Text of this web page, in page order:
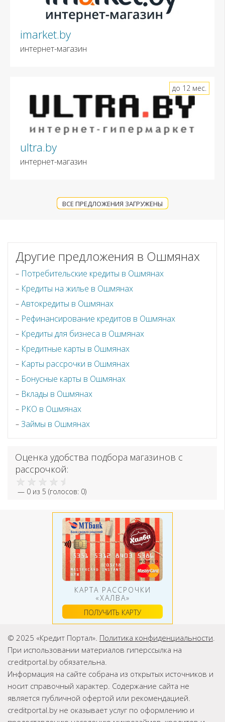
imarket.by
интернет-магазин
ultra.by
интернет-магазин
до 12 мес.
ВСЕ ПРЕДЛОЖЕНИЯ ЗАГРУЖЕНЫ
Другие предложения в Ошмянах
Потребительские кредиты в Ошмянах
Кредиты на жилье в Ошмянах
Автокредиты в Ошмянах
Рефинансирование кредитов в Ошмянах
Кредиты для бизнеса в Ошмянах
Кредитные карты в Ошмянах
Карты рассрочки в Ошмянах
Бонусные карты в Ошмянах
Вклады в Ошмянах
РКО в Ошмянах
Займы в Ошмянах
Оценка удобства подбора магазинов с
рассрочкой:
— 0 из 5 (голосов: 0)
КАРТА РАССРОЧКИ
«ХАЛВА»
ПОЛУЧИТЬ КАРТУ
© 2025 «Кредит Портал». Политика конфиденциальности.
При использовании материалов гиперссылка на
creditportal.by обязательна.
Информация на сайте собрана из открытых источников и
носит справочный характер. Содержание сайта не
является публичной офертой или рекомендацией.
creditportal.by не оказывает услуг по оформлению и